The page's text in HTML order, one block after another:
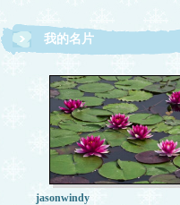
我的名片
jasonwindy